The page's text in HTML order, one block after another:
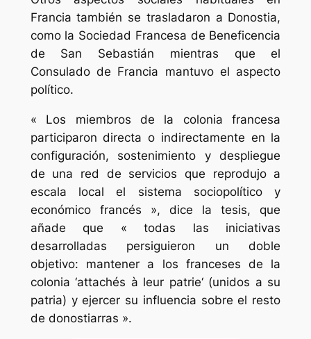
Francia también se trasladaron a Donostia,
como la Sociedad Francesa de Beneficencia
de San Sebastián mientras que el
Consulado de Francia mantuvo el aspecto
político.
« Los miembros de la colonia francesa
participaron directa o indirectamente en la
configuración, sostenimiento y despliegue
de una red de servicios que reprodujo a
escala local el sistema sociopolítico y
económico francés », dice la tesis, que
añade que « todas las iniciativas
desarrolladas persiguieron un doble
objetivo: mantener a los franceses de la
colonia‘attachés à leur patrie‘ (unidos a su
patria) y ejercer su influencia sobre el resto
de donostiarras ».